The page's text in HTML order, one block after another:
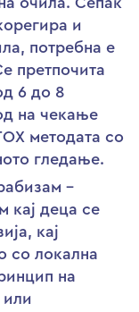
и
потребна е
претпочита
6 до 8
на чекање
методата со
гледање.
–
кај деца се
кај
со локална
на